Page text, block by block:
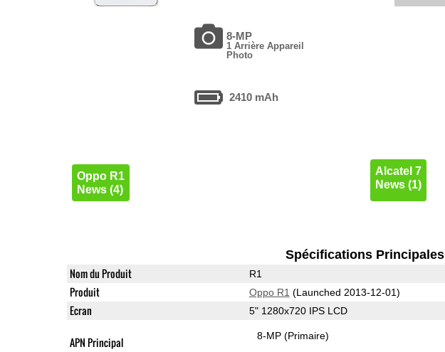
8-MP
1 Arrière Appareil
Photo
2410 mAh
Oppo R1
News (4)
Alcatel 7
News (1)
Spécifications Principales
Nom du Produit R1
Produit Oppo R1 (Launched 2013-12-01)
Ecran 5" 1280x720 IPS LCD
APN Principal 8-MP(Primaire)